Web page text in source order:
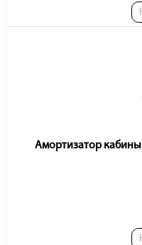
Амортизатор